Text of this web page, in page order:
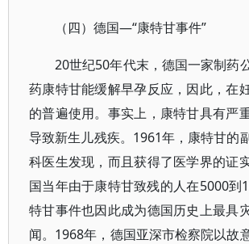
（四）德国—“康特甘事件”
20世纪50年代末，德国一家制药
药康特甘能缓解早孕反应，因此，在
的普遍使用。事实上，康特甘具有严
导致新生儿残疾。1961年，康特甘的
科医生发现，而且获得了医学界的证
国当年由于康特甘致残的人在5000到
特甘事件也因此成为德国历史上最具
闻。1968年，德国亚深市检察院以故